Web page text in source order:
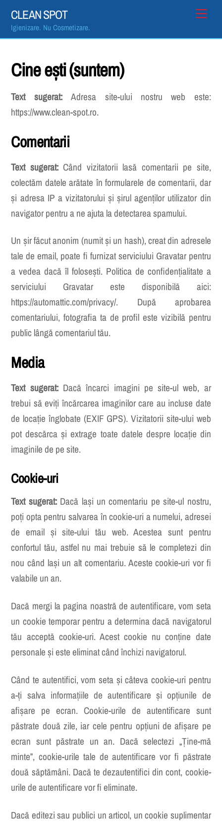
content
CLEAN SPOT
Igienizare. Nu Cosmetizare.
Cine ești (suntem)
Text sugerat:Adresa site-ului nostru web este:
https://www.clean-spot.ro.
Comentarii
Text sugerat:Când vizitatorii lasă comentarii pe site,
colectăm datele arătate în formularele de comentarii, dar
și adresa IP a vizitatorului și șirul agenților utilizator din
navigator pentru a ne ajuta la detectarea spamului.
Un șir făcut anonim (numit și un hash), creat din adresele
tale de email, poate fi furnizat serviciului Gravatar pentru
a vedea dacă îl folosești. Politica de confidențialitate a
serviciului Gravatar este disponibilă aici:
https://automattic.com/privacy/. După aprobarea
comentariului, fotografia ta de profil este vizibilă pentru
public lângă comentariul tău.
Media
Text sugerat: Dacă încarci imagini pe site-ul web, ar
trebui să eviți încărcarea imaginilor care au incluse date
de locație înglobate (EXIF GPS). Vizitatorii site-ului web
pot descărca și extrage toate datele despre locație din
imaginile de pe site.
Cookie-uri
Text sugerat: Dacă lași un comentariu pe site-ul nostru,
poți opta pentru salvarea în cookie-uri a numelui, adresei
de email și site-ului tău web. Acestea sunt pentru
confortul tău, astfel nu mai trebuie să le completezi din
nou când lași un alt comentariu. Aceste cookie-uri vor fi
valabile un an.
Dacă mergi la pagina noastră de autentificare, vom seta
un cookie temporar pentru a determina dacă navigatorul
tău acceptă cookie-uri. Acest cookie nu conține date
personale și este eliminat când închizi navigatorul.
Când te autentifici, vom seta și câteva cookie-uri pentru
a-ți salva informațiile de autentificare și opțiunile de
afișare pe ecran. Cookie-urile de autentificare sunt
păstrate două zile, iar cele pentru opțiuni de afișare pe
ecran sunt păstrate un an. Dacă selectezi „Ține-mă
minte”, cookie-urile tale de autentificare vor fi păstrate
două săptămâni. Dacă te dezautentifici din cont, cookie-
urile de autentificare vor fi eliminate.
Dacă editezi sau publici un articol, un cookie suplimentar